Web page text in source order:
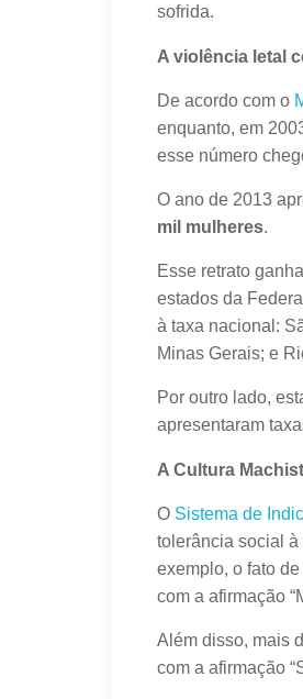
sofrida.
A violência letal
De acordo com o
enquanto, em
esse número
O ano de 2013
mil mulheres.
Esse retrato
estados da
à taxa nacional:
Minas Gerais; e
Por outro lado,
apresentaram
A Cultura
O Sistema de
tolerância social à
exemplo, o fato
com a afirmação
Além disso, mais
com a afirmação